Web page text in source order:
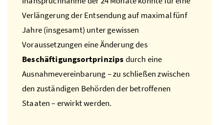
Verlängerung der Entsendung auf maximal fünf
Jahre (insgesamt) unter gewissen
Voraussetzungen eine Änderung des
Beschäftigungsortprinzips durch eine
Ausnahmevereinbarung – zu schließen zwischen
den zuständigen Behörden der betroffenen
Staaten – erwirkt werden.